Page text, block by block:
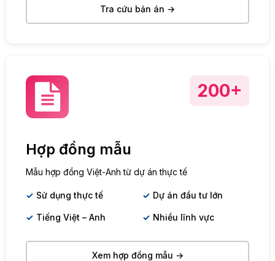
Tra cứu bản án →
200+
Hợp đồng mẫu
Mẫu hợp đồng Việt-Anh từ dự án thực tế
Sử dụng thực tế
Tiếng Việt – Anh
Dự án đầu tư lớn
Nhiều lĩnh vực
Xem hợp đồng mẫu →